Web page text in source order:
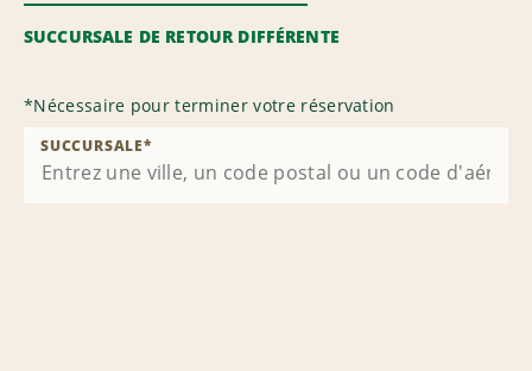
SUCCURSALE DE RETOUR DIFFÉRENTE
*Nécessaire pour terminer votre réservation
SUCCURSALE*